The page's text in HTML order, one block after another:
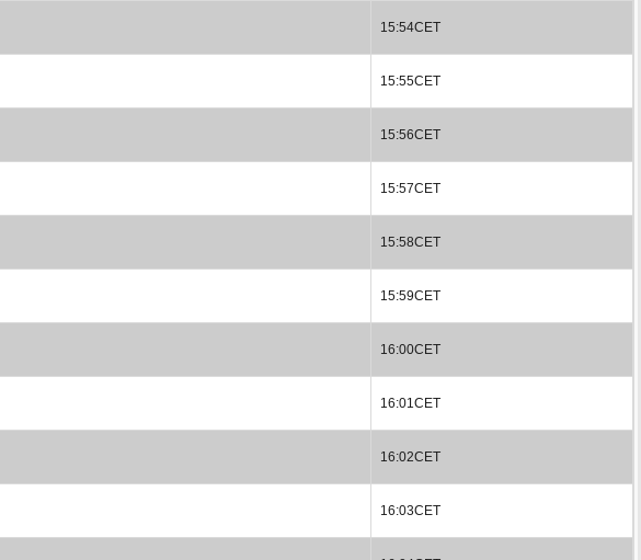
15:54CET
15:55CET
15:56CET
15:57CET
15:58CET
15:59CET
16:00CET
16:01CET
16:02CET
16:03CET